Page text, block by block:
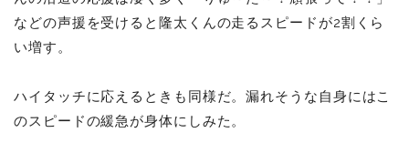
などの声援を受けると隆太くんの走るスピードが2割くら
い増す。
ハイタッチに応えるときも同様だ。漏れそうな自身にはこ
のスピードの緩急が身体にしみた。